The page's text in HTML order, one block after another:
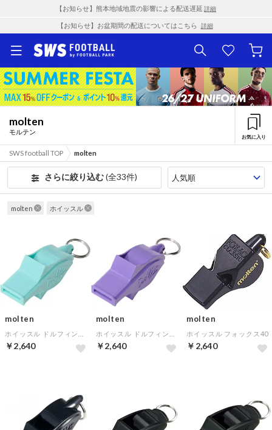
【お知らせ】熊本地域地震の影響による配送遅延 詳細
【お知らせ】お盆期間の配送についてはこちら 詳細
molten
モルテン
お気に入り
SWS football TOP molten
さらに絞り込む(全33件)
molten ホイッスル
molten
￥2,640
molten
￥2,640
molten
ホイッスル フォックス40
￥2,640